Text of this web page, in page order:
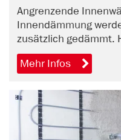
Angrenzende
Innendämmung
zusätzlich gedämmt.
Mehr Infos